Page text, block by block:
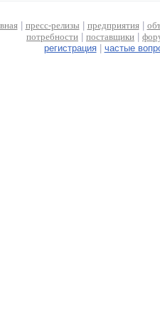
| пресс-релизы предприятия|
потребности
поставщики
регистрация| частые